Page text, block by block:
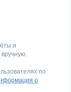
и
по
о